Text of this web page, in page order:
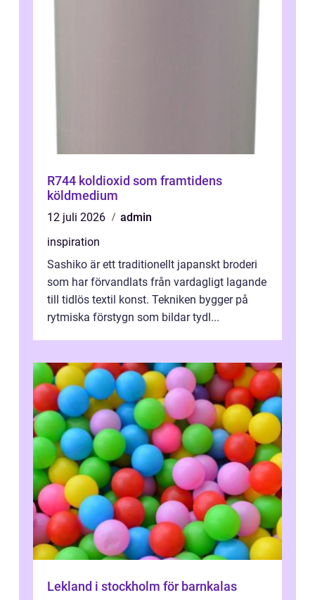
R744 koldioxid som framtidens
köldmedium
12 juli 2026
admin
inspiration
Sashiko är ett traditionellt japanskt broderi
som har förvandlats från vardagligt lagande
till tidlös textil konst. Tekniken bygger på
rytmiska förstygn som bildar tydl...
Lekland i stockholm för barnkalas